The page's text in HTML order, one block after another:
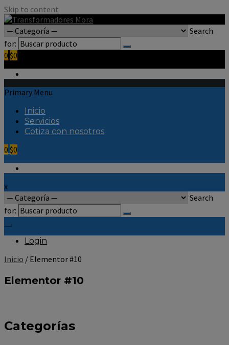
Skip to content
Search
for:
0 $0
Primary Menu
Inicio
Servicios
Cotiza con nosotros
0 $0
x
Search
for:
Login
Inicio / Elementor #10
Elementor #10
Categorías